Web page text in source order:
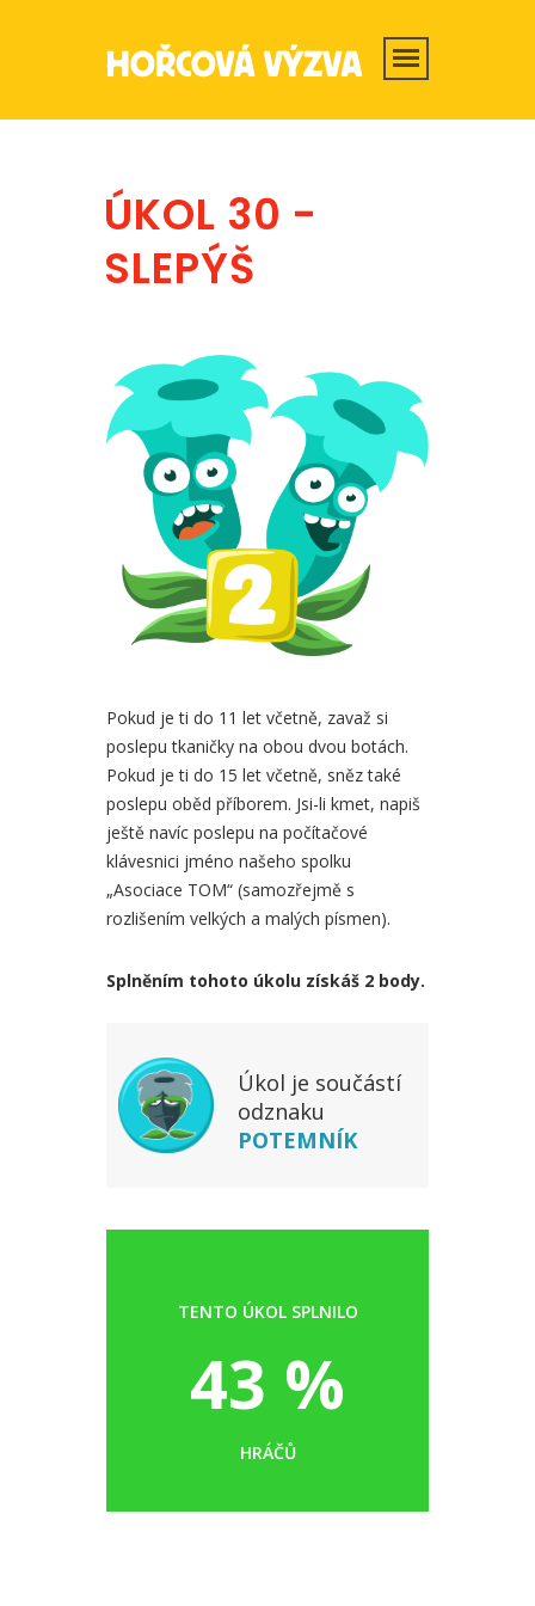
ÚKOL 30 -
SLEPÝŠ
Pokud je ti do 11 let včetně, zavaž si
poslepu tkaničky na obou dvou botách.
Pokud je ti do 15 let včetně, sněz také
poslepu oběd příborem. Jsi-li kmet, napiš
ještě navíc poslepu na počítačové
klávesnici jméno našeho spolku
„Asociace TOM“ (samozřejmě s
rozlišením velkých a malých písmen).
Splněním tohoto úkolu získáš 2 body.
Úkol je součástí
odznaku
POTEMNÍK
TENTO ÚKOL SPLNILO
43 %
HRÁČŮ